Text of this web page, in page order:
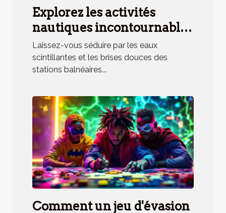
Explorez les activités
nautiques incontournables
en station balnéaire
méridionale
Laissez-vous séduire par les eaux
scintillantes et les brises douces des
stations balnéaires...
Comment un jeu d'évasion